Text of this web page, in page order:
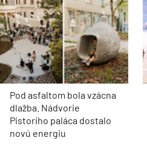
Pod asfaltom bola vzácna
dlažba. Nádvorie
Pistoriho paláca dostalo
novú energiu